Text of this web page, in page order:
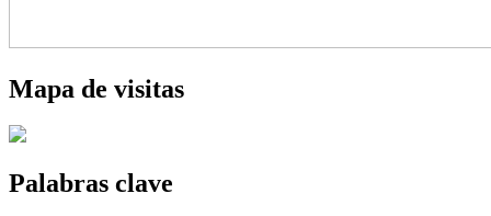
Mapa de visitas
Palabras clave